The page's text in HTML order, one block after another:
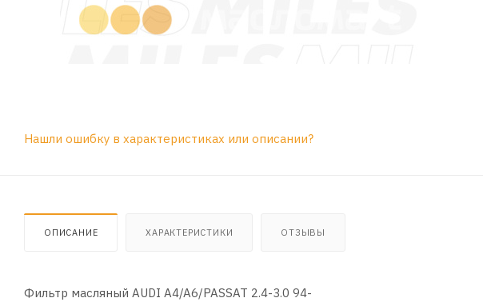
Нашли ошибку в характеристиках или описании?
ОПИСАНИЕ ХАРАКТЕРИСТИКИ ОТЗЫВЫ
Фильтр масляный AUDI A4/A6/PASSAT 2.4-3.0 94-